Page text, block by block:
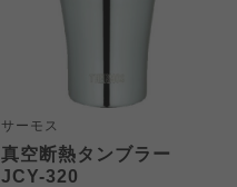
サーモス
真空断熱タンブラー
JCY-320